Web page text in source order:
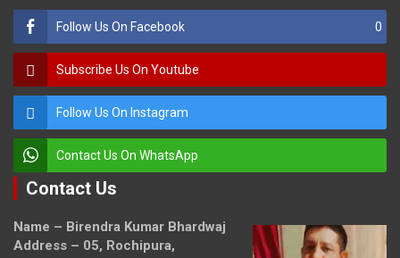
Follow Us On Facebook 0
Subscribe Us On Youtube
Follow Us On Instagram
Contact Us On WhatsApp
Contact Us
Name – Birendra Kumar Bhardwaj
Address – 05, Rochipura,